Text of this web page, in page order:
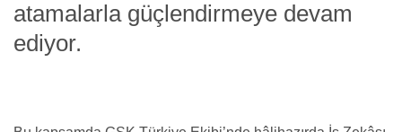
atamalarla güçlendirmeye devam
ediyor.